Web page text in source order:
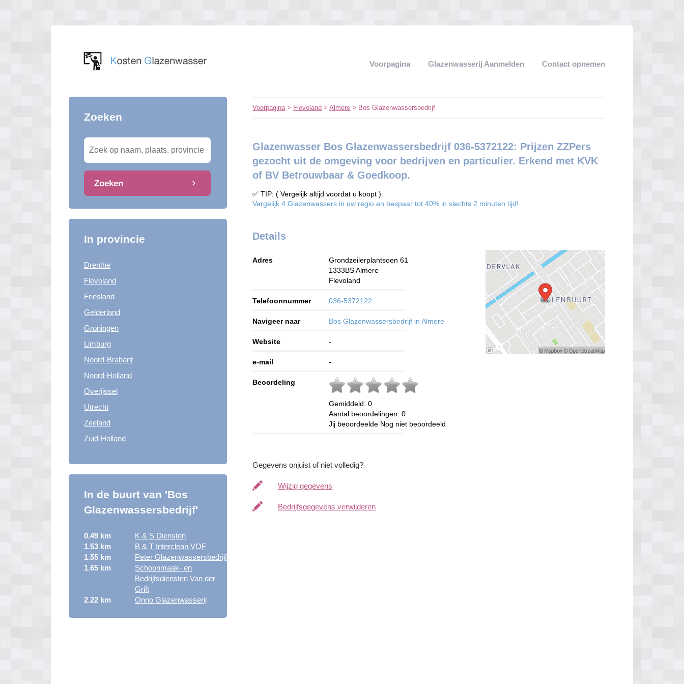
Voorpagina Glazenwasserij Aanmelden Contact opnemen
Zoeken
Zoeken
In provincie
Drenthe
Flevoland
Friesland
Gelderland
Groningen
Limburg
Noord-Brabant
Noord-Holland
Overijssel
Utrecht
Zeeland
Zuid-Holland
In de buurt van 'Bos
Glazenwassersbedrijf'
0.49 km
K & S Diensten
1.53 km
B & T Interclean VOF
1.55 km
Peter Glazenwassersbedrijf
1.65 km
Schoonmaak- en
Bedrijfsdiensten Van der
Grift
2.22 km
Onno Glazenwasserij
Voorpagina> Flevoland >Almere > Bos Glazenwassersbedrijf
Glazenwasser Bos Glazenwassersbedrijf 036-5372122: Prijzen ZZPers
gezocht uit de omgeving voor bedrijven en particulier. Erkend met KVK
of BV Betrouwbaar & Goedkoop.
✅ TIP: ( Vergelijk altijd voordat u koopt ):
Vergelijk 4 Glazenwassers in uw regio en bespaar tot 40% in slechts 2 minuten tijd!
Details
Adres
Grondzeilerplantsoen 61
1333BS Almere
Flevoland
Telefoonnummer 036-5372122
Navigeer naar Bos Glazenwassersbedrijf in Almere
Website -
e-mail -
Beoordeling
Gemiddeld:0
Aantal beoordelingen:0
Jij beoordeelde Nog niet beoordeeld
Gegevens onjuist of niet volledig?
Wijzig gegevens
Bedrijfsgegevens verwijderen